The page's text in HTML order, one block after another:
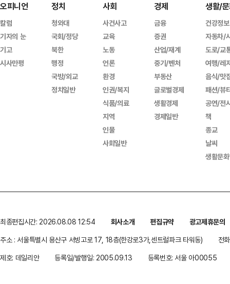
오피니언
칼럼
기자의 눈
기고
시사만평
정치
청와대
국회/정당
북한
행정
국방/외교
정치일반
사회
사건사고
교육
노동
언론
환경
인권/복지
식품/의료
지역
인물
사회일반
경제
금융
증권
산업/재계
중기/벤처
부동산
글로벌경제
생활경제
경제일반
생활/
건강정보
자동차/
도로/교
여행/레
음식/맛
패션/뷰
공연/전
책
종교
날씨
생활문
최종편집시간: 2026.08.08 12:54 회사소개 편집규약
광고제휴문의
주소 : 서울특별시 용산구 서빙고로 17, 18층(한강로3가,센트럴파크 타워동)
전
제호: 데일리안
등록일/발행일: 2005.09.13 등록번호: 서울 아00055